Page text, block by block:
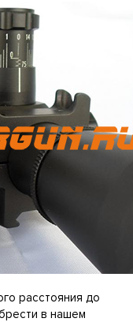
расстояния до
в нашем